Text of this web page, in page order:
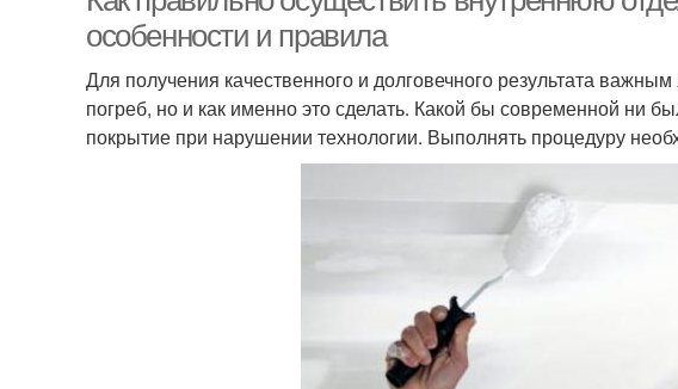
особенности и правила
Для получения качественного и долговечного результата
погреб, но и как именно это сделать. Какой бы современной ни
покрытие при нарушении технологии. Выполнять процедуру